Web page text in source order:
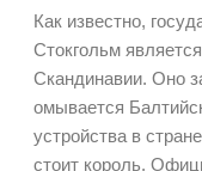
Как известно,
Стокгольм
Скандинавии. Оно
омывается
устройства в
стоит король.